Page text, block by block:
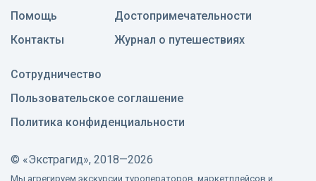
Помощь
Контакты
Достопримечательности
Журнал о путешествиях
Сотрудничество
Пользовательское соглашение
Политика конфиденциальности
© «Экстрагид», 2018—2026
Мы агрегируем экскурсии туроператоров, маркетплейсов и